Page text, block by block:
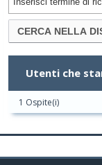
Utenti che
1 Ospite(i)